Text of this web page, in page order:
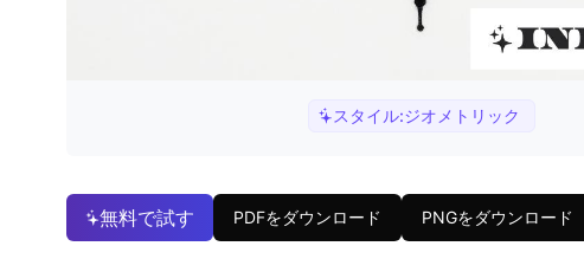
スタイル:ジオメトリック
無料で試す PDFをダウンロード PNGをダウンロード